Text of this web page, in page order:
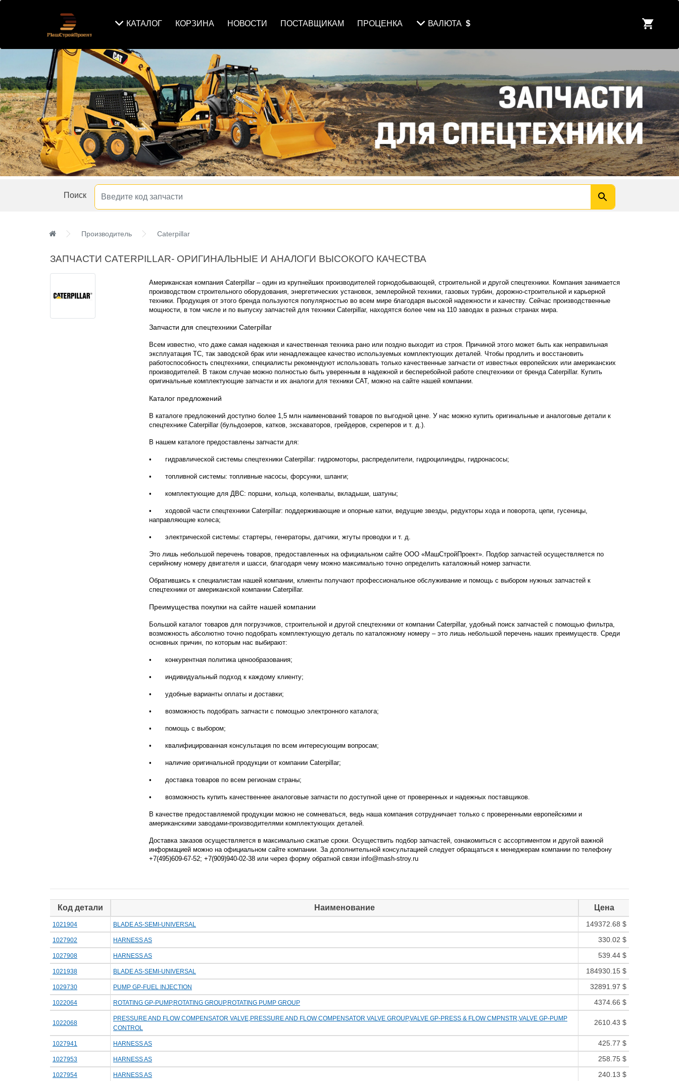
КАТАЛОГ КОРЗИНА НОВОСТИ ПОСТАВЩИКАМ ПРОЦЕНКА ВАЛЮТА $
Поиск
Производитель Caterpillar
ЗАПЧАСТИ CATERPILLAR- ОРИГИНАЛЬНЫЕ И АНАЛОГИ ВЫСОКОГО КАЧЕСТВА
Американская компания Caterpillar – один из крупнейших производителей горнодобывающей, строительной и другой спецтехники. Компания занимается
производством строительного оборудования, энергетических установок, землеройной техники, газовых турбин, дорожно-строительной и карьерной
техники. Продукция от этого бренда пользуются популярностью во всем мире благодаря высокой надежности и качеству. Сейчас производственные
мощности, в том числе и по выпуску запчастей для техники Caterpillar, находятся более чем на 110 заводах в разных странах мира.
Запчасти для спецтехники Caterpillar
Всем известно, что даже самая надежная и качественная техника рано или поздно выходит из строя. Причиной этого может быть как неправильная
эксплуатация ТС, так заводской брак или ненадлежащее качество используемых комплектующих деталей. Чтобы продлить и восстановить
работоспособность спецтехники, специалисты рекомендуют использовать только качественные запчасти от известных европейских или американских
производителей. В таком случае можно полностью быть уверенным в надежной и бесперебойной работе спецтехники от бренда Caterpillar. Купить
оригинальные комплектующие запчасти и их аналоги для техники САТ, можно на сайте нашей компании.
Каталог предложений
В каталоге предложений доступно более 1,5 млн наименований товаров по выгодной цене. У нас можно купить оригинальные и аналоговые детали к
спецтехнике Caterpillar (бульдозеров, катков, экскаваторов, грейдеров, скреперов и т. д.).
В нашем каталоге предоставлены запчасти для:
• гидравлической системы спецтехники Caterpillar: гидромоторы, распределители, гидроцилиндры, гидронасосы;
• топливной системы: топливные насосы, форсунки, шланги;
• комплектующие для ДВС: поршни, кольца, коленвалы, вкладыши, шатуны;
•
ходовой части спецтехники Caterpillar: поддерживающие и опорные катки, ведущие звезды, редукторы хода и поворота, цепи, гусеницы,
направляющие колеса;
• электрической системы: стартеры, генераторы, датчики, жгуты проводки и т. д.
Это лишь небольшой перечень товаров, предоставленных на официальном сайте ООО «МашСтройПроект». Подбор запчастей осуществляется по
серийному номеру двигателя и шасси, благодаря чему можно максимально точно определить каталожный номер запчасти.
Обратившись к специалистам нашей компании, клиенты получают профессиональное обслуживание и помощь с выбором нужных запчастей к
спецтехники от американской компании Caterpillar.
Преимущества покупки на сайте нашей компании
Большой каталог товаров для погрузчиков, строительной и другой спецтехники от компании Caterpillar, удобный поиск запчастей с помощью фильтра,
возможность абсолютно точно подобрать комплектующую деталь по каталожному номеру – это лишь небольшой перечень наших преимуществ. Среди
основных причин, по которым нас выбирают:
• конкурентная политика ценообразования;
• индивидуальный подход к каждому клиенту;
• удобные варианты оплаты и доставки;
• возможность подобрать запчасти с помощью электронного каталога;
• помощь с выбором;
• квалифицированная консультация по всем интересующим вопросам;
• наличие оригинальной продукции от компании Caterpillar;
• доставка товаров по всем регионам страны;
• возможность купить качественнее аналоговые запчасти по доступной цене от проверенных и надежных поставщиков.
В качестве предоставляемой продукции можно не сомневаться, ведь наша компания сотрудничает только с проверенными европейскими и
американскими заводами-производителями комплектующих деталей.
Доставка заказов осуществляется в максимально сжатые сроки. Осуществить подбор запчастей, ознакомиться с ассортиментом и другой важной
информацией можно на официальном сайте компании. За дополнительной консультацией следует обращаться к менеджерам компании по телефону
+7(495)609-67-52; +7(909)940-02-38 или через форму обратной связи info@mash-stroy.ru
Код детали Наименование Цена
1021904 BLADE AS-SEMI-UNIVERSAL 149372.68 $
1027902 HARNESS AS 330.02 $
1027908 HARNESS AS 539.44 $
1021938 BLADE AS-SEMI-UNIVERSAL 184930.15 $
1029730 PUMP GP-FUEL INJECTION 32891.97 $
1022064 ROTATING GP-PUMP,ROTATING GROUP,ROTATING PUMP GROUP 4374.66 $
1022068
PRESSURE AND FLOW COMPENSATOR VALVE,PRESSURE AND FLOW COMPENSATOR VALVE GROUP,VALVE GP-PRESS & FLOW CMPNSTR,VALVE GP-PUMP
CONTROL
2610.43 $
1027941 HARNESS AS 425.77 $
1027953 HARNESS AS 258.75 $
1027954 HARNESS AS 240.13 $